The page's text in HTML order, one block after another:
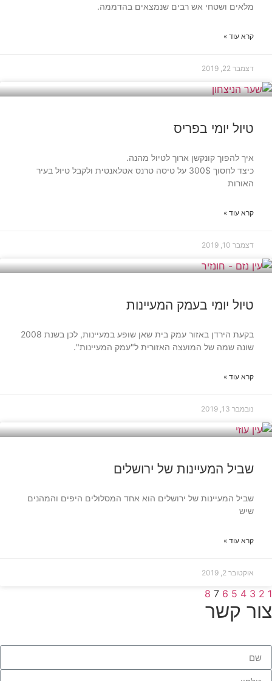
מלאים ושטחי אש רבים שנמצאים בהדממה.
קרא עוד »
דצמבר 22, 2019
טיול יומי בפריס
איך להפוך קונקשן ארוך לטיול מהנה.
כיצד לחסוך 300$ על טיסה טרנס אטלאנטית ולקבל טיול בעיר
האורות
קרא עוד »
דצמבר 10, 2019
טיול יומי בעמק המעיינות
בקעת הירדן באזור עמק בית שאן שופע במעיינות, לכן בשנת 2008
שונה שמה של המועצה האזורית ל"עמק המעיינות".
קרא עוד »
נובמבר 13, 2019
שביל המעיינות של ירושלים
שביל המעיינות של ירושלים הוא אחד המסלולים היפים והמהנים
שיש
קרא עוד »
אוקטובר 2, 2019
1
2
3
4
5
6
7
8
צור קשר